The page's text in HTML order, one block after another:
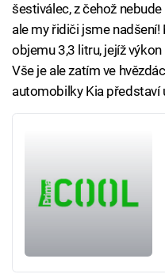
šestiválec, z čehož
ale my řidiči jsme
objemu 3,3 litru, jejíž
Vše je ale zatím ve
automobilky Kia představí